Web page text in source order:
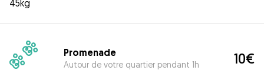
45kg
Promenade
Autour de votre quartier pendant 1h 10€